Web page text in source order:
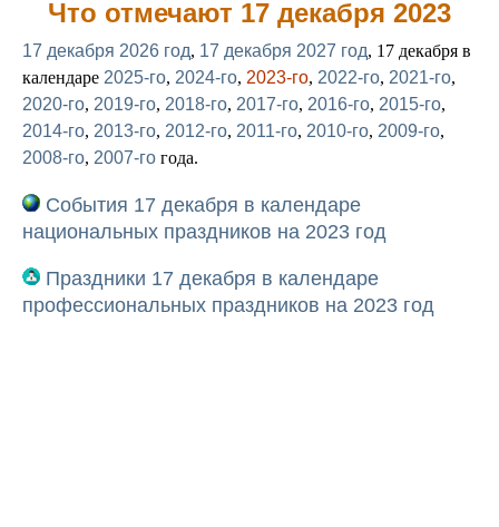
Что отмечают 17 декабря 2023
17 декабря 2026 год, 17 декабря 2027 год, 17 декабря в
календаре 2025-го, 2024-го, 2023-го, 2022-го, 2021-го,
2020-го, 2019-го, 2018-го, 2017-го, 2016-го, 2015-го,
2014-го, 2013-го, 2012-го, 2011-го, 2010-го, 2009-го,
2008-го, 2007-го года.
События 17 декабря в календаре
национальных праздников на 2023 год
Праздники 17 декабря в календаре
профессиональных праздников на 2023 год